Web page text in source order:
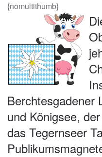
{nomultithumb}
Berchtesgadener
und Königsee,
das Tegernseer